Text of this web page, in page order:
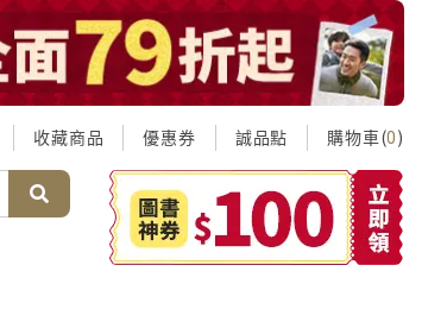
收藏商品 優惠券 誠品點 購物車(0)